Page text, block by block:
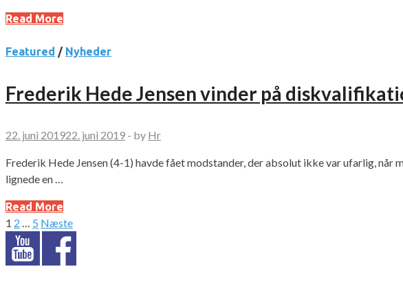
Read More
Featured / Nyheder
Frederik Hede Jensen vinder på
22. juni 201922. juni 2019 - by Hr
Frederik Hede Jensen (4-1) havde fået modstander, der absolut ikke var ufarlig,
lignede en …
Read More
Indlægsinddeling
1 2 … 5 Næste